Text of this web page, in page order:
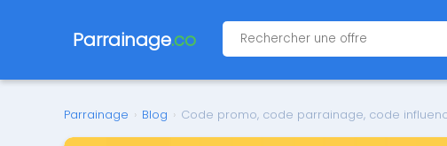
Parrainage.co
Parrainage › Blog › Code promo, code parrainage, code